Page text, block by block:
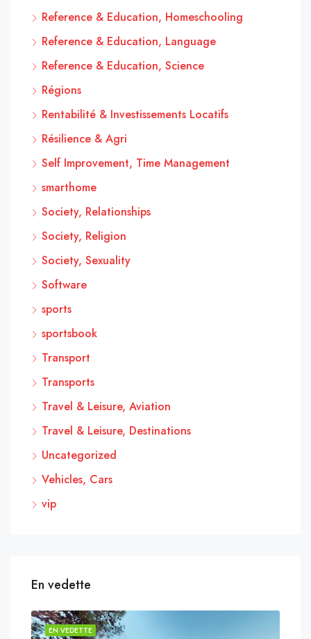
Reference & Education, Homeschooling
Reference & Education, Language
Reference & Education, Science
Régions
Rentabilité & Investissements Locatifs
Résilience & Agri
Self Improvement, Time Management
smarthome
Society, Relationships
Society, Religion
Society, Sexuality
Software
sports
sportsbook
Transport
Transports
Travel & Leisure, Aviation
Travel & Leisure, Destinations
Uncategorized
Vehicles, Cars
vip
En vedette
EN VEDETTE